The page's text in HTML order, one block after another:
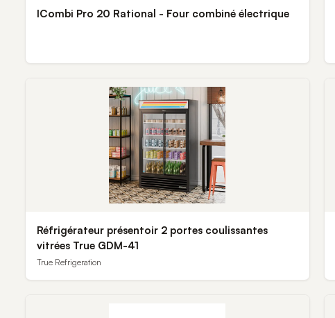
ICombi Pro 20 Rational - Four combiné électrique
Réfrigérateur présentoir 2 portes coulissantes
vitrées True GDM-41
True Refrigeration